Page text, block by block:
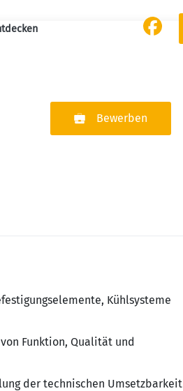
Bewerben
Kühlsysteme
Funktion, Qualität und
der technischen Umsetzbarkeit